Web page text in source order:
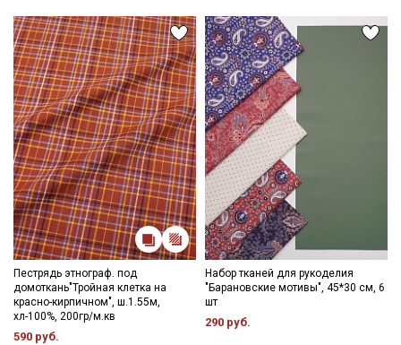
Пестрядь этнограф. под
домоткань"Тройная клетка на
красно-кирпичном", ш.1.55м,
хл-100%, 200гр/м.кв
590 руб.
Набор тканей для рукоделия
"Барановские мотивы", 45*30 см, 6
шт
290 руб.